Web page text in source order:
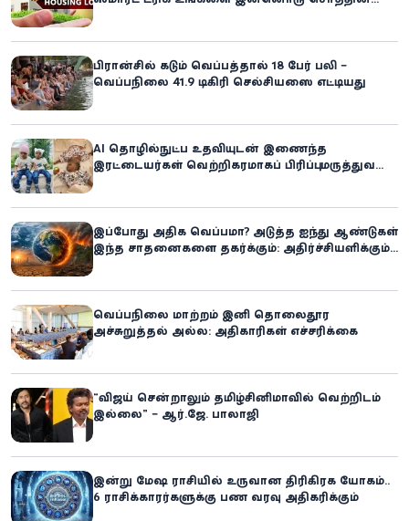
பிரான்சில் கடும் வெப்பத்தால் 18 பேர் பலி –
வெப்பநிலை 41.9 டிகிரி செல்சியஸை எட்டியது
AI தொழில்நுட்ப உதவியுடன் இணைந்த
இரட்டையர்கள் வெற்றிகரமாகப் பிரிப்பு: மருத்துவ
இப்போது அதிக வெப்பமா? அடுத்த ஐந்து ஆண்டுகள்
இந்த சாதனைகளை தகர்க்கும்: அதிர்ச்சியளிக்கும்
வெப்பநிலை மாற்றம் இனி தொலைதூர
அச்சுறுத்தல் அல்ல: அதிகாரிகள் எச்சரிக்கை
“விஜய் சென்றாலும் தமிழ்சினிமாவில் வெற்றிடம்
இல்லை” – ஆர்.ஜே. பாலாஜி
இன்று மேஷ ராசியில் உருவான திரிகிரக யோகம்..
6 ராசிக்காரர்களுக்கு பண வரவு அதிகரிக்கும்